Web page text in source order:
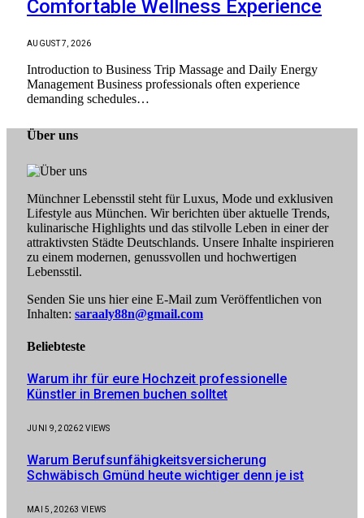
Comfortable Wellness Experience
AUGUST 7, 2026
Introduction to Business Trip Massage and Daily Energy
Management Business professionals often experience
demanding schedules…
Über uns
Münchner Lebensstil steht für Luxus, Mode und exklusiven
Lifestyle aus München. Wir berichten über aktuelle Trends,
kulinarische Highlights und das stilvolle Leben in einer der
attraktivsten Städte Deutschlands. Unsere Inhalte inspirieren
zu einem modernen, genussvollen und hochwertigen
Lebensstil.
Senden Sie uns hier eine E-Mail zum Veröffentlichen von
Inhalten: saraaly88n@gmail.com
Beliebteste
Warum ihr für eure Hochzeit professionelle
Künstler in Bremen buchen solltet
JUNI 9, 20262VIEWS
Warum Berufsunfähigkeitsversicherung
Schwäbisch Gmünd heute wichtiger denn je ist
MAI 5, 20263 VIEWS